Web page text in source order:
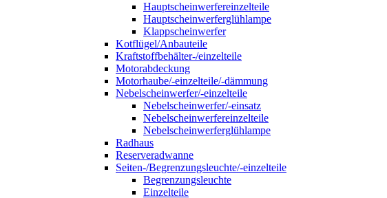
Hauptscheinwerfereinzelteile
Hauptscheinwerferglühlampe
Klappscheinwerfer
Kotflügel/Anbauteile
Kraftstoffbehälter-/einzelteile
Motorabdeckung
Motorhaube/-einzelteile/-dämmung
Nebelscheinwerfer/-einzelteile
Nebelscheinwerfer/-einsatz
Nebelscheinwerfereinzelteile
Nebelscheinwerferglühlampe
Radhaus
Reserveradwanne
Seiten-/Begrenzungsleuchte/-einzelteile
Begrenzungsleuchte
Einzelteile